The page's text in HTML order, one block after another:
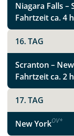
Niagara Falls –
Fahrtzeit ca. 4
16. TAG
Scranton –
Fahrtzeit ca. 2
17. TAG
New YorkOV*